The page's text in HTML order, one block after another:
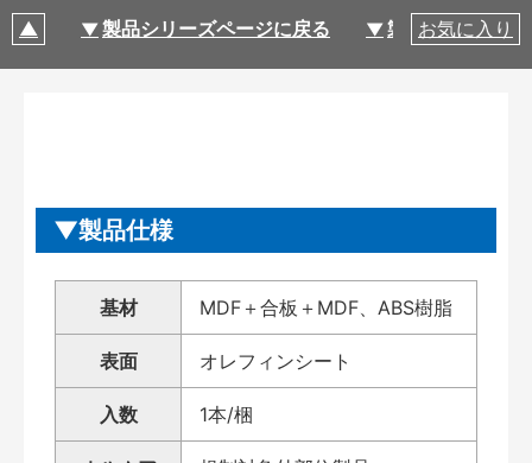
製品シリーズページに戻る 製品仕様
お気に入り
製品仕様
基材 MDF＋合板＋MDF、ABS樹脂
表面 オレフィンシート
入数 1本/梱